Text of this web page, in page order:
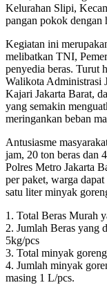
Kelurahan Slipi,
pangan pokok dengan
Kegiatan ini
melibatkan TNI,
penyedia beras. Turut
Walikota Administrasi
Kajari Jakarta Barat,
yang semakin
meringankan beban
Antusiasme
jam, 20 ton beras dan
Polres Metro Jakarta
per paket, warga
satu liter minyak
1. Total Beras Murah
2. Jumlah Beras yang
5kg/pcs
3. Total minyak
4. Jumlah minyak
masing 1 L/pcs.